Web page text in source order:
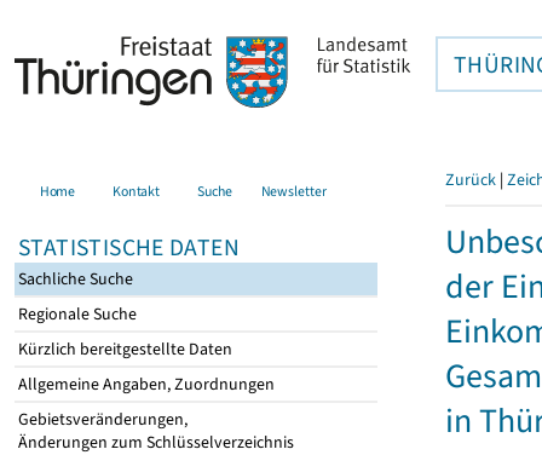
Home Kontakt Suche Newsletter
STATISTISCHE DATEN
Sachliche Suche
Regionale Suche
Kürzlich bereitgestellte Daten
Allgemeine Angaben, Zuordnungen
Gebietsveränderungen,
Änderungen zum Schlüsselverzeichnis
Zurück |
der
in